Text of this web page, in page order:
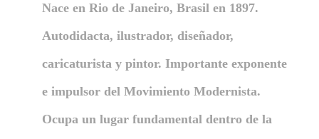
Nace en Rio de Janeiro, Brasil en 1897.
Autodidacta, ilustrador, diseñador,
caricaturista y pintor. Importante exponente
e impulsor del Movimiento Modernista.
Ocupa un lugar fundamental dentro de la